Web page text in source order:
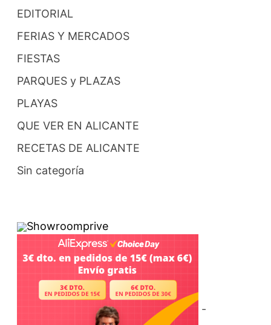
EDITORIAL
FERIAS Y MERCADOS
FIESTAS
PARQUES y PLAZAS
PLAYAS
QUE VER EN ALICANTE
RECETAS DE ALICANTE
Sin categoría
Showroomprive
-